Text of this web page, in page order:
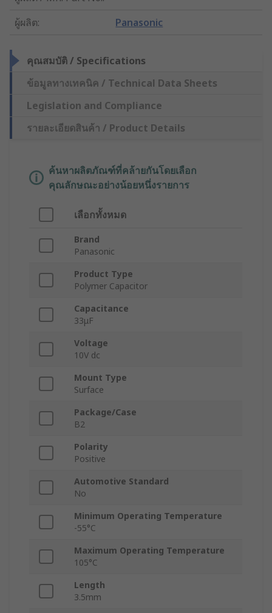
ผู้ผลิต: Panasonic
คุณสมบัติ / Specifications
ข้อมูลทางเทคนิค / Technical Data Sheets
Legislation and Compliance
รายละเอียดสินค้า / Product Details
ค้นหาผลิตภัณฑ์ที่คล้ายกันโดยเลือก
คุณลักษณะอย่างน้อยหนึ่งรายการ
เลือกทั้งหมด
Brand
Panasonic
Product Type
Polymer Capacitor
Capacitance
33μF
Voltage
10V dc
Mount Type
Surface
Package/Case
B2
Polarity
Positive
Automotive Standard
No
Minimum Operating Temperature
-55°C
Maximum Operating Temperature
105°C
Length
3.5mm